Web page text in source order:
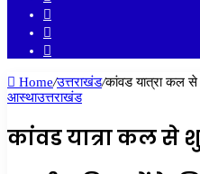
Home/उत्तराखंड/कांवड यात्रा कल
आस्थाउत्तराखंड
कांवड यात्रा कल से